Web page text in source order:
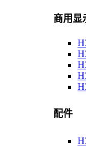
商用显
配件